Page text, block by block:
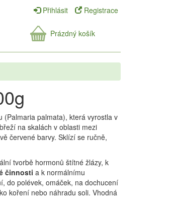
Přihlásit Registrace
Prázdný košík
(Palmaria palmata), která vyrostla v
na skalách v oblasti mezi
červené barvy. Sklízí se ručně,
tvorbě hormonů štítné žlázy, k
činnosti a k normálnímu
do polévek, omáček, na dochucení
koření nebo náhradu soli. Vhodná